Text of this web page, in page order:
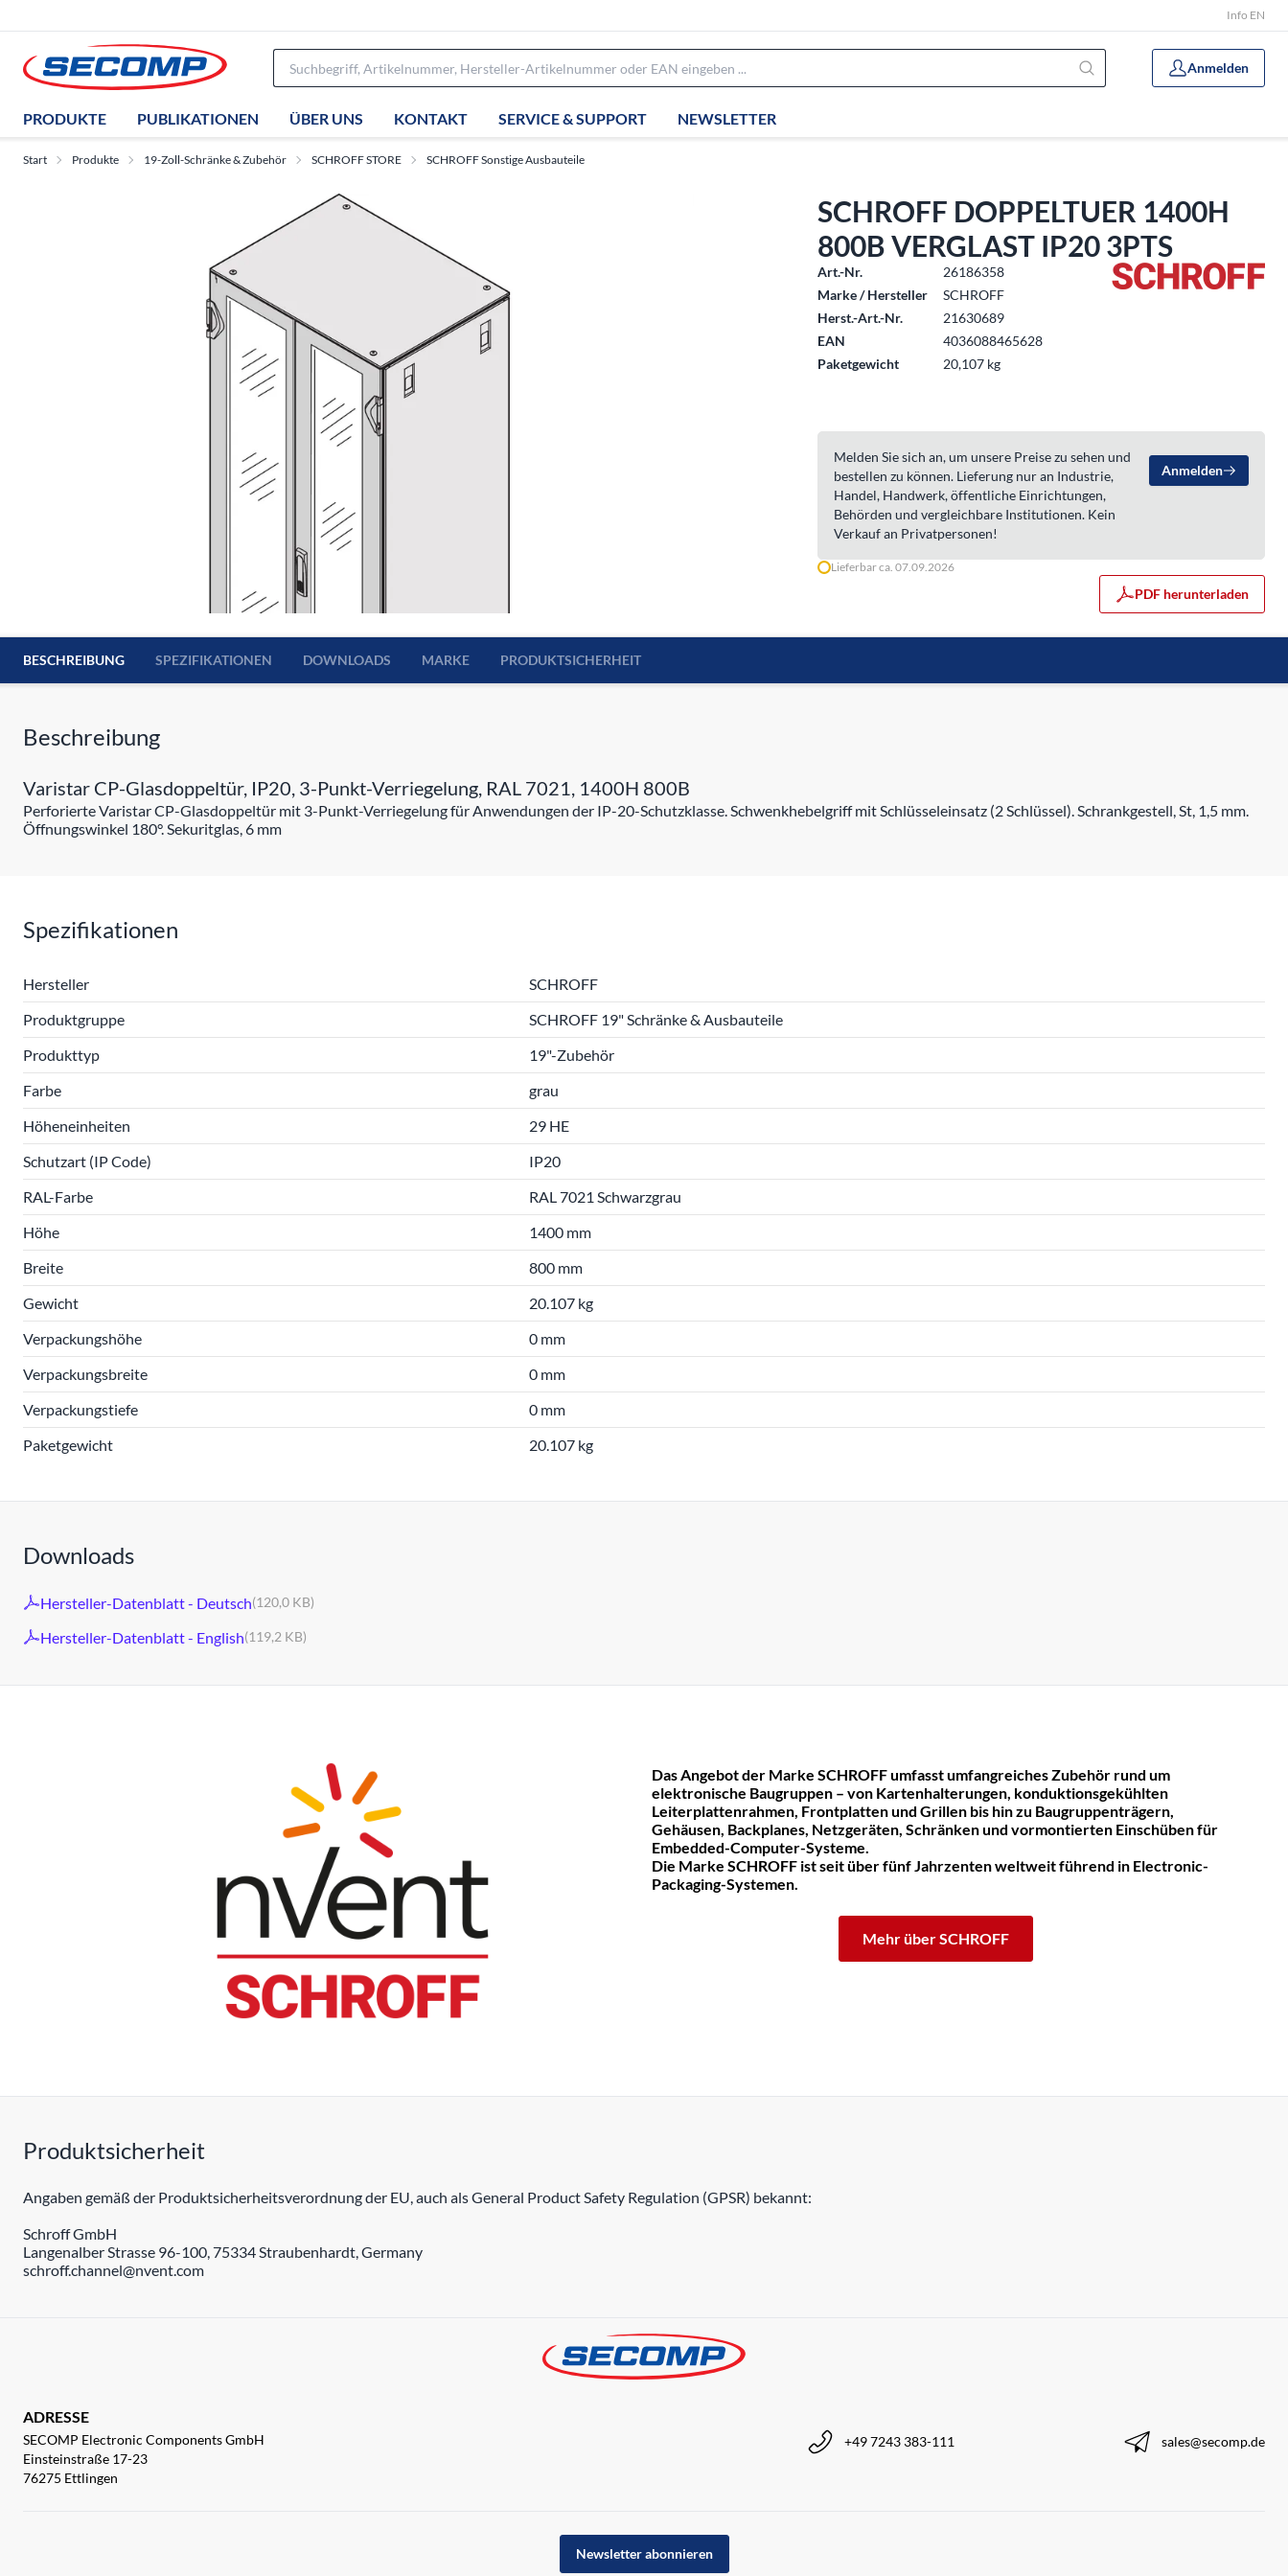
Info EN
Anmelden
PRODUKTE PUBLIKATIONEN ÜBER UNS KONTAKT SERVICE & SUPPORT NEWSLETTER
Start Produkte 19-Zoll-Schränke & Zubehör SCHROFF STORE SCHROFF Sonstige Ausbauteile
SCHROFF DOPPELTUER 1400H
800B VERGLAST IP20 3PTS
Art.-Nr.
26186358
Marke / Hersteller
SCHROFF
Herst.-Art.-Nr.
21630689
EAN
4036088465628
Paketgewicht
20,107 kg
Melden Sie sich an, um unsere Preise zu sehen und
bestellen zu können. Lieferung nur an Industrie,
Handel, Handwerk, öffentliche Einrichtungen,
Behörden und vergleichbare Institutionen. Kein
Verkauf an Privatpersonen!
Anmelden
Lieferbar ca. 07.09.2026
PDF herunterladen
BESCHREIBUNG SPEZIFIKATIONEN DOWNLOADS MARKE PRODUKTSICHERHEIT
Beschreibung
Varistar CP-Glasdoppeltür, IP20, 3-Punkt-Verriegelung, RAL 7021, 1400H 800B
Perforierte Varistar CP-Glasdoppeltür mit 3-Punkt-Verriegelung für Anwendungen der IP-20-Schutzklasse. Schwenkhebelgriff mit Schlüsseleinsatz (2 Schlüssel). Schrankgestell, St, 1,5 mm.
Öffnungswinkel 180°. Sekuritglas, 6 mm
Spezifikationen
Hersteller
SCHROFF
Produktgruppe
SCHROFF 19" Schränke & Ausbauteile
Produkttyp
19"-Zubehör
Farbe
grau
Höheneinheiten
29 HE
Schutzart (IP Code)
IP20
RAL-Farbe
RAL 7021 Schwarzgrau
Höhe
1400 mm
Breite
800 mm
Gewicht
20.107 kg
Verpackungshöhe
0 mm
Verpackungsbreite
0 mm
Verpackungstiefe
0 mm
Paketgewicht
20.107 kg
Downloads
Hersteller-Datenblatt - Deutsch(120,0 KB)
Hersteller-Datenblatt - English(119,2 KB)
Das Angebot der Marke SCHROFF umfasst umfangreiches Zubehör rund um
elektronische Baugruppen – von Kartenhalterungen, konduktionsgekühlten
Leiterplattenrahmen, Frontplatten und Grillen bis hin zu Baugruppenträgern,
Gehäusen, Backplanes, Netzgeräten, Schränken und vormontierten Einschüben für
Embedded-Computer-Systeme.
Die Marke SCHROFF ist seit über fünf Jahrzenten weltweit führend in Electronic-
Packaging-Systemen.
Mehr über SCHROFF
Produktsicherheit
Angaben gemäß der Produktsicherheitsverordnung der EU, auch als General Product Safety Regulation (GPSR) bekannt:
Schroff GmbH
Langenalber Strasse 96-100, 75334 Straubenhardt, Germany
schroff.channel@nvent.com
ADRESSE
SECOMP Electronic Components GmbH
Einsteinstraße 17-23
76275 Ettlingen
+49 7243 383-111 sales@secomp.de
Newsletter abonnieren